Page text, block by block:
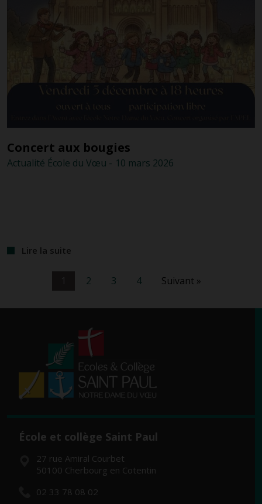
Concert aux bougies
Actualité École du Vœu - 10 mars 2026
Lire la suite
1 2 3 4 Suivant »
École et collège Saint Paul
27 rue Amiral Courbet
50100 Cherbourg en Cotentin
02 33 78 08 02